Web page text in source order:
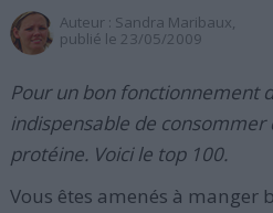
Auteur : Sandra Maribaux,
publié le 23/05/2009
Pour un bon fonctionnement
indispensable de
protéine. Voici le top 100.
Vous êtes amenés à manger